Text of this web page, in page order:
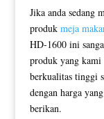
Jika anda sedang
produk meja
HD-1600 ini
produk yang kami
berkualitas tinggi
dengan harga
berikan.